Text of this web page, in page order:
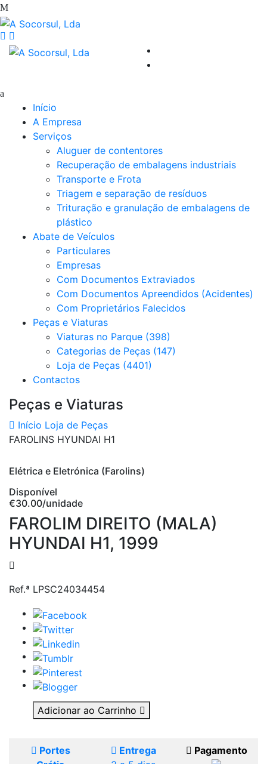
Início
A Empresa
Serviços
Aluguer de contentores
Recuperação de embalagens industriais
Transporte e Frota
Triagem e separação de resíduos
Trituração e granulação de embalagens de
plástico
Abate de Veículos
Particulares
Empresas
Com Documentos Extraviados
Com Documentos Apreendidos (Acidentes)
Com Proprietários Falecidos
Peças e Viaturas
Viaturas no Parque (398)
Categorias de Peças (147)
Loja de Peças (4401)
Contactos
Peças e Viaturas
Início Loja de Peças
FAROLINS HYUNDAI H1
Elétrica e Eletrónica (Farolins)
Disponível
€30.00/unidade
FAROLIM DIREITO (MALA)
HYUNDAI H1, 1999
Ref.ª LPSC24034454
Adicionar ao Carrinho
Portes
Entrega
Pagamento